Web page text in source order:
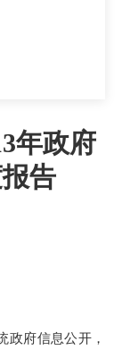
年政府
告
政府信息公开，